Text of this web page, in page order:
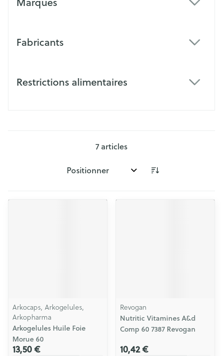
Fabricants
Restrictions alimentaires
7 articles
Trier par:
Arkocaps, Arkogelules,
Arkopharma
Arkogelules Huile Foie
Morue 60
13,50 €
Revogan
Nutritic Vitamines A&d
Comp 60 7387 Revogan
10,42 €